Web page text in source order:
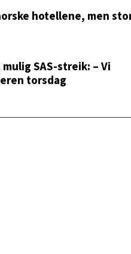
hotellene, men
SAS-streik: – Vi
torsdag